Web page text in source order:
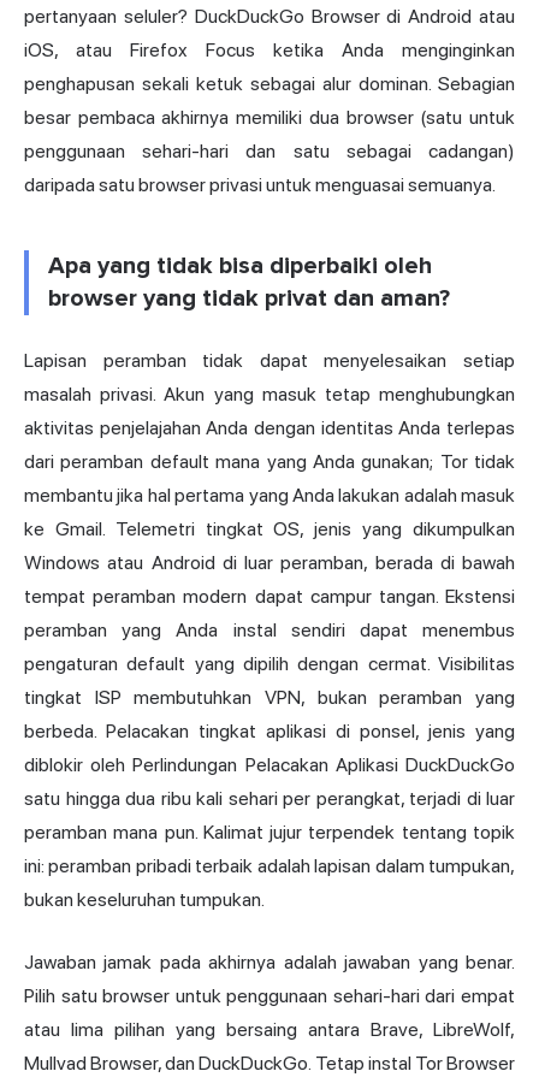
pertanyaan seluler? DuckDuckGo Browser di Android atau
iOS, atau Firefox Focus ketika Anda menginginkan
penghapusan sekali ketuk sebagai alur dominan. Sebagian
besar pembaca akhirnya memiliki dua browser (satu untuk
penggunaan sehari-hari dan satu sebagai cadangan)
daripada satu browser privasi untuk menguasai semuanya.
Apa yang tidak bisa diperbaiki oleh
browser yang tidak privat dan aman?
Lapisan peramban tidak dapat menyelesaikan setiap
masalah privasi. Akun yang masuk tetap menghubungkan
aktivitas penjelajahan Anda dengan identitas Anda terlepas
dari peramban default mana yang Anda gunakan; Tor tidak
membantu jika hal pertama yang Anda lakukan adalah masuk
ke Gmail. Telemetri tingkat OS, jenis yang dikumpulkan
Windows atau Android di luar peramban, berada di bawah
tempat peramban modern dapat campur tangan. Ekstensi
peramban yang Anda instal sendiri dapat menembus
pengaturan default yang dipilih dengan cermat. Visibilitas
tingkat ISP membutuhkan VPN, bukan peramban yang
berbeda. Pelacakan tingkat aplikasi di ponsel, jenis yang
diblokir oleh Perlindungan Pelacakan Aplikasi DuckDuckGo
satu hingga dua ribu kali sehari per perangkat, terjadi di luar
peramban mana pun. Kalimat jujur terpendek tentang topik
ini: peramban pribadi terbaik adalah lapisan dalam tumpukan,
bukan keseluruhan tumpukan.
Jawaban jamak pada akhirnya adalah jawaban yang benar.
Pilih satu browser untuk penggunaan sehari-hari dari empat
atau lima pilihan yang bersaing antara Brave, LibreWolf,
Mullvad Browser, dan DuckDuckGo. Tetap instal Tor Browser